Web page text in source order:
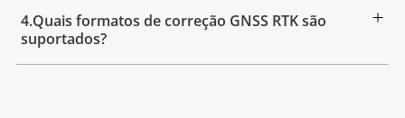
4.Quais formatos de correção GNSS RTK são
suportados?